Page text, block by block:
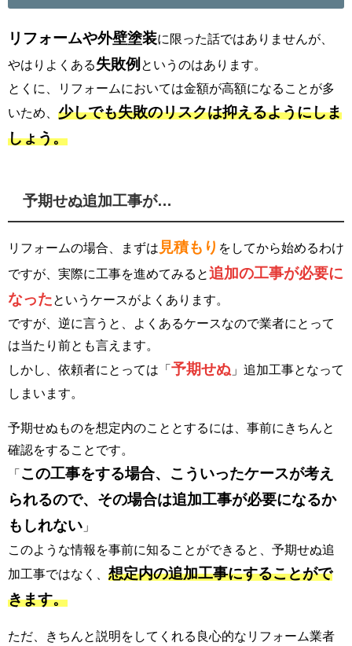
リフォームや外壁塗装に限った話ではありませんが、
やはりよくある失敗例 というのはあります。
とくに、リフォームにおいては金額が高額になることが多
いため、 少しでも失敗のリスクは抑えるようにしま
しょう。
予期せぬ追加工事が…
リフォームの場合、まずは 見積もり をしてから始めるわけ
ですが、実際に工事を進めてみると追加の工事が必要に
なった というケースがよくあります。
ですが、逆に言うと、よくあるケースなので業者にとって
は当たり前とも言えます。
しかし、依頼者にとっては「 予期せぬ 」追加工事となって
しまいます。
予期せぬものを想定内のこととするには、事前にきちんと
確認をすることです。
「 この工事をする場合、こういったケースが考え
られるので、その場合は追加工事が必要になるか
もしれない 」
このような情報を事前に知ることができると、予期せぬ追
加工事ではなく、 想定内の追加工事にすることがで
きます。
ただ、きちんと説明をしてくれる良心的なリフォーム業者